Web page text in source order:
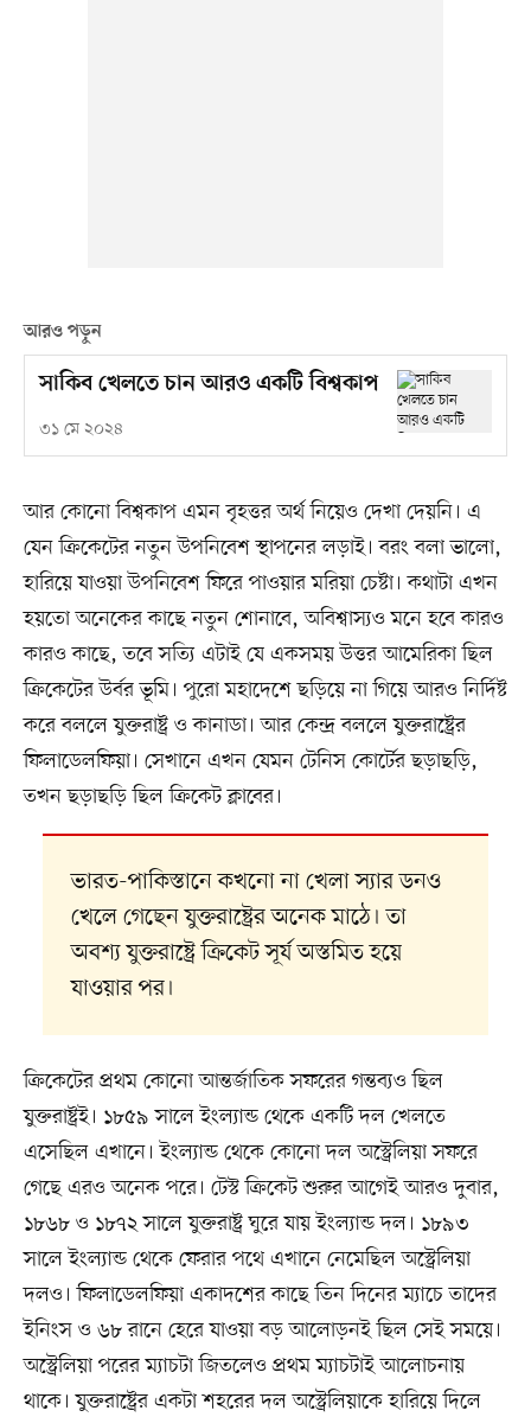
আরও পড়ুন
সাকিব খেলতে চান আরও একটি বিশ্বকাপ
৩১ মে ২০২৪
আর কোনো বিশ্বকাপ এমন বৃহত্তর অর্থ নিয়েও দেখা দেয়নি। এ
যেন ক্রিকেটের নতুন উপনিবেশ স্থাপনের লড়াই। বরং বলা ভালো,
হারিয়ে যাওয়া উপনিবেশ ফিরে পাওয়ার মরিয়া চেষ্টা। কথাটা এখন
হয়তো অনেকের কাছে নতুন শোনাবে, অবিশ্বাস্যও মনে হবে কারও
কারও কাছে, তবে সত্যি এটাই যে একসময় উত্তর আমেরিকা ছিল
ক্রিকেটের উর্বর ভূমি। পুরো মহাদেশে ছড়িয়ে না গিয়ে আরও নির্দিষ্ট
করে বললে যুক্তরাষ্ট্র ও কানাডা। আর কেন্দ্র বললে যুক্তরাষ্ট্রের
ফিলাডেলফিয়া। সেখানে এখন যেমন টেনিস কোর্টের ছড়াছড়ি,
তখন ছড়াছড়ি ছিল ক্রিকেট ক্লাবের।
ভারত-পাকিস্তানে কখনো না খেলা স্যার ডনও
খেলে গেছেন যুক্তরাষ্ট্রের অনেক মাঠে। তা
অবশ্য যুক্তরাষ্ট্রে ক্রিকেট সূর্য অস্তমিত হয়ে
যাওয়ার পর।
ক্রিকেটের প্রথম কোনো আন্তর্জাতিক সফরের গন্তব্যও ছিল
যুক্তরাষ্ট্রই। ১৮৫৯ সালে ইংল্যান্ড থেকে একটি দল খেলতে
এসেছিল এখানে। ইংল্যান্ড থেকে কোনো দল অস্ট্রেলিয়া সফরে
গেছে এরও অনেক পরে। টেস্ট ক্রিকেট শুরুর আগেই আরও দুবার,
১৮৬৮ ও ১৮৭২ সালে যুক্তরাষ্ট্র ঘুরে যায় ইংল্যান্ড দল। ১৮৯৩
সালে ইংল্যান্ড থেকে ফেরার পথে এখানে নেমেছিল অস্ট্রেলিয়া
দলও। ফিলাডেলফিয়া একাদশের কাছে তিন দিনের ম্যাচে তাদের
ইনিংস ও ৬৮ রানে হেরে যাওয়া বড় আলোড়নই ছিল সেই সময়ে।
অস্ট্রেলিয়া পরের ম্যাচটা জিতলেও প্রথম ম্যাচটাই আলোচনায়
থাকে। যুক্তরাষ্ট্রের একটা শহরের দল অস্ট্রেলিয়াকে হারিয়ে দিলে